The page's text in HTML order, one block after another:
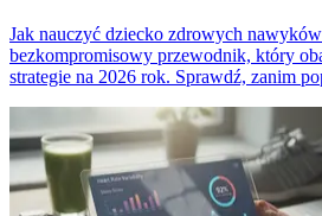
Jak nauczyć dziecko zdrowych
bezkompromisowy przewodnik, który
strategie na 2026 rok. Sprawdź, zanim